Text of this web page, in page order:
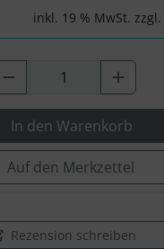
inkl. 19 % MwSt. zzgl.
In den Warenkorb
Auf den Merkzettel
Rezension schreiben